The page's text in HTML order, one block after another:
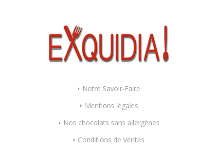
Notre Savoir-Faire
Mentions légales
Nos chocolats sans allergènes
Conditions de Ventes